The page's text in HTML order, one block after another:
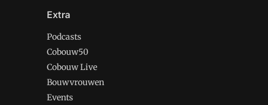
Extra
Podcasts
Cobouw50
Cobouw Live
Bouwvrouwen
Events